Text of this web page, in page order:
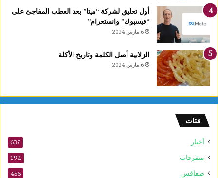
أول تعليق لشركة “ميتا” بعد العطب المفاجئ على
“فيسبوك” وانستغرام”
6 مارس 2024
الزلابية أصل الكلمة وتاريخ الأكلة
6 مارس 2024
فئات
أخبار 637
متفرقات 192
صفاقس 456